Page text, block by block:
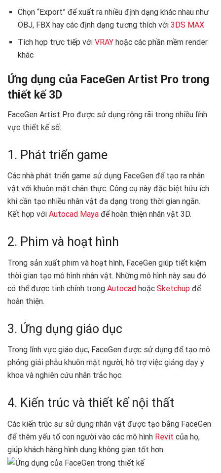
Chọn “Export” để xuất ra nhiều định dạng khác nhau như
OBJ, FBX hay các định dạng tương thích với 3DS MAX
Tích hợp trực tiếp với VRAYhoặc các phần mềm render
khác
Ứng dụng của FaceGen Artist Pro trong
thiết kế 3D
FaceGen Artist Pro được sử dụng rộng rãi trong nhiều lĩnh
vực thiết kế số:
1. Phát triển game
Các nhà phát triển game sử dụng FaceGen để tạo ra nhân
vật với khuôn mặt chân thực. Công cụ này đặc biệt hữu ích
khi cần tạo nhiều nhân vật đa dạng trong thời gian ngắn.
Kết hợp với Autocad Maya để hoàn thiện nhân vật 3D.
2. Phim và hoạt hình
Trong sản xuất phim và hoạt hình, FaceGen giúp tiết kiệm
thời gian tạo mô hình nhân vật. Những mô hình này sau đó
có thể được tinh chỉnh trong Autocad hoặc Sketchup để
hoàn thiện.
3. Ứng dụng giáo dục
Trong lĩnh vực giáo dục, FaceGen được sử dụng để tạo mô
phỏng giải phẫu khuôn mặt người, hỗ trợ việc giảng dạy y
khoa và nghiên cứu nhân trắc học.
4. Kiến trúc và thiết kế nội thất
Các kiến trúc sư sử dụng nhân vật được tạo bằng FaceGen
để thêm yếu tố con người vào các mô hình Revit của họ,
giúp khách hàng hình dung không gian tốt hơn.